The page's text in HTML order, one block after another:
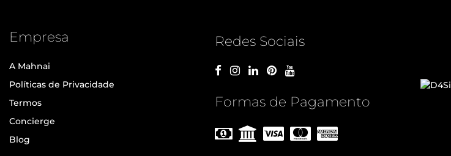
Empresa
A Mahnai
Políticas de Privacidade
Termos
Concierge
Blog
Redes Sociais
Formas de Pagamento